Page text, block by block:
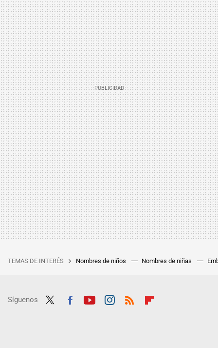
TEMAS DE INTERÉS Nombres de niños Nombres de niñas
Síguenos